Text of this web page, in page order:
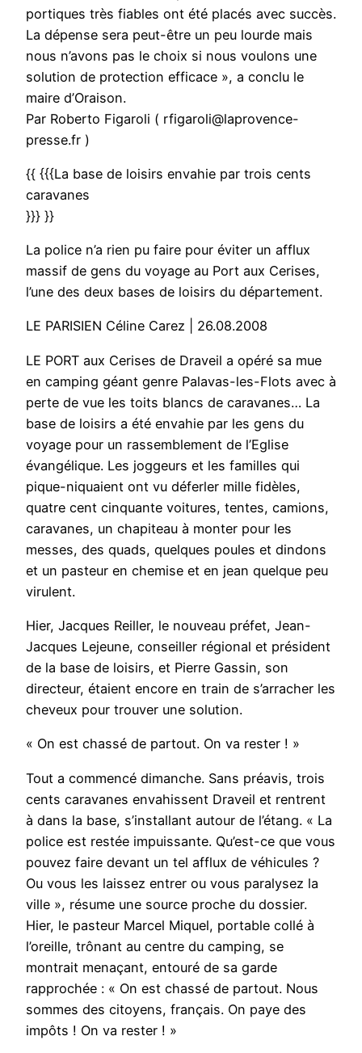
portiques très fiables ont été placés avec succès.
La dépense sera peut-être un peu lourde mais
nous n’avons pas le choix si nous voulons une
solution de protection efficace », a conclu le
maire d’Oraison.
Par Roberto Figaroli ( rfigaroli@laprovence-
presse.fr )
{{ {{{La base de loisirs envahie par trois cents
caravanes
}}} }}
La police n’a rien pu faire pour éviter un afflux
massif de gens du voyage au Port aux Cerises,
l’une des deux bases de loisirs du département.
LE PARISIEN Céline Carez | 26.08.2008
LE PORT aux Cerises de Draveil a opéré sa mue
en camping géant genre Palavas-les-Flots avec à
perte de vue les toits blancs de caravanes… La
base de loisirs a été envahie par les gens du
voyage pour un rassemblement de l’Eglise
évangélique. Les joggeurs et les familles qui
pique-niquaient ont vu déferler mille fidèles,
quatre cent cinquante voitures, tentes, camions,
caravanes, un chapiteau à monter pour les
messes, des quads, quelques poules et dindons
et un pasteur en chemise et en jean quelque peu
virulent.
Hier, Jacques Reiller, le nouveau préfet, Jean-
Jacques Lejeune, conseiller régional et président
de la base de loisirs, et Pierre Gassin, son
directeur, étaient encore en train de s’arracher les
cheveux pour trouver une solution.
« On est chassé de partout. On va rester ! »
Tout a commencé dimanche. Sans préavis, trois
cents caravanes envahissent Draveil et rentrent
à dans la base, s’installant autour de l’étang. « La
police est restée impuissante. Qu’est-ce que vous
pouvez faire devant un tel afflux de véhicules ?
Ou vous les laissez entrer ou vous paralysez la
ville », résume une source proche du dossier.
Hier, le pasteur Marcel Miquel, portable collé à
l’oreille, trônant au centre du camping, se
montrait menaçant, entouré de sa garde
rapprochée : « On est chassé de partout. Nous
sommes des citoyens, français. On paye des
impôts ! On va rester ! »